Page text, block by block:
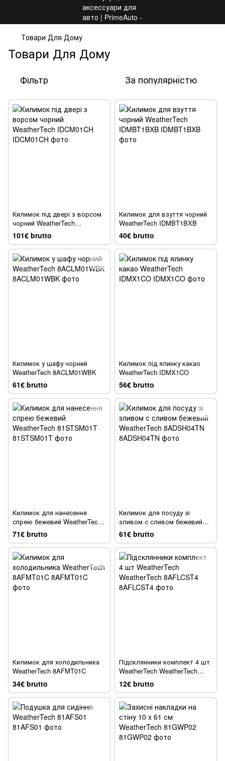
Товари Для Дому
Товари Для Дому
Фільтр За популярністю
Килимок під двері з ворсом
чорний WeatherTech
IDCM01CH
101€ brutto
Килимок для взуття чорний
WeatherTech IDMBT1BXB
40€ brutto
Килимок у шафу чорний
WeatherTech 8ACLM01WBK
61€ brutto
Килимок під ялинку какао
WeatherTech IDMX1CO
56€ brutto
Килимок для нанесення
спрею бежевий WeatherTech
81STSM01T
71€ brutto
Килимок для посуду зі
зливом с сливом бежевий
WeatherTech 8ADSH04TN
61€ brutto
Килимок для холодильника
WeatherTech 8AFMT01C
34€ brutto
Підсклянники комплект 4 шт
WeatherTech WeatherTech
8AFLCST4
12€ brutto